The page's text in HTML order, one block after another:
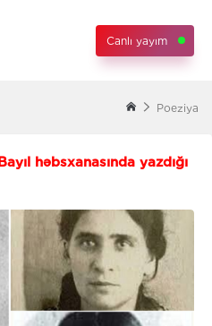
Canlı yayım
Poeziya
həbsxanasında yazdığı